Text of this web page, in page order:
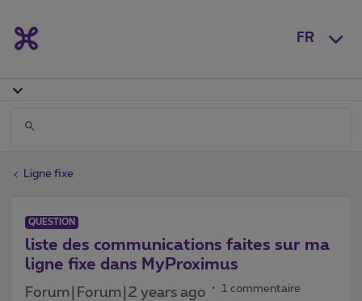
FR
Ligne fixe
QUESTION
liste des communications faites sur ma
ligne fixe dans MyProximus
Forum|Forum|2 years ago 1 commentaire